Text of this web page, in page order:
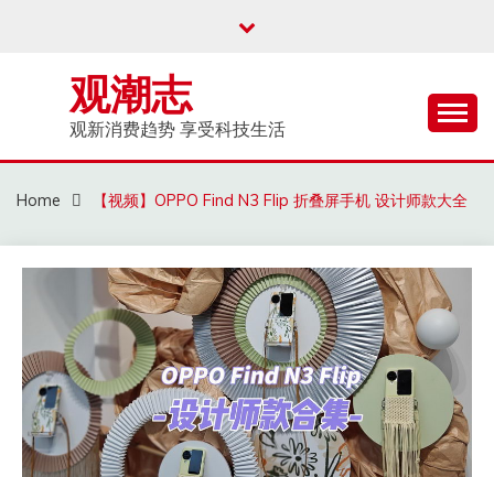
观潮志
观新消费趋势 享受科技生活
Home 【视频】OPPO Find N3 Flip 折叠屏手机 设计师款大全